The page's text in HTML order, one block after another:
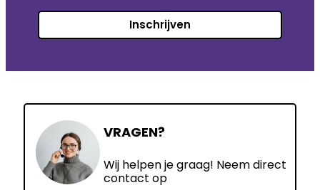
Inschrijven
VRAGEN?
Wij helpen je graag! Neem direct
contact op